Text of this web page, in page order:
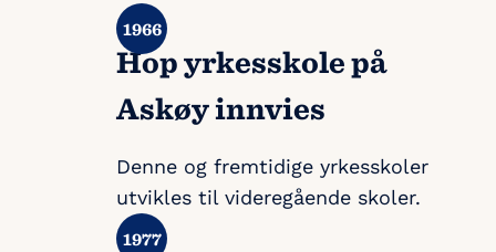
Hop yrkesskole på
Askøy innvies
Denne og fremtidige yrkesskoler
utvikles til videregående skoler.